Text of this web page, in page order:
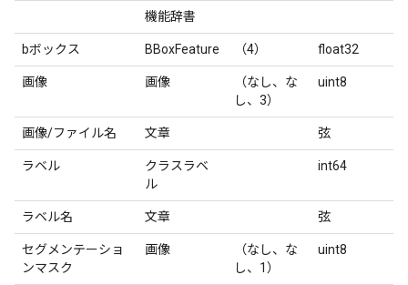
機能辞書
bボックス BBoxFeature （4） float32
画像 画像
（なし、な
し、3）
uint8
画像/ファイル名 文章 弦
ラベル
クラスラベ
ル
int64
ラベル名 文章 弦
セグメンテーショ
ンマスク
画像
（なし、な
し、1）
uint8